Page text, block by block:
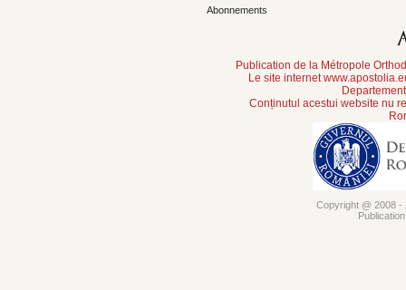
Abonnements
Publication de la Métropole
Le site internet
Conținutul acestui website nu
Copyright @ 2008 -